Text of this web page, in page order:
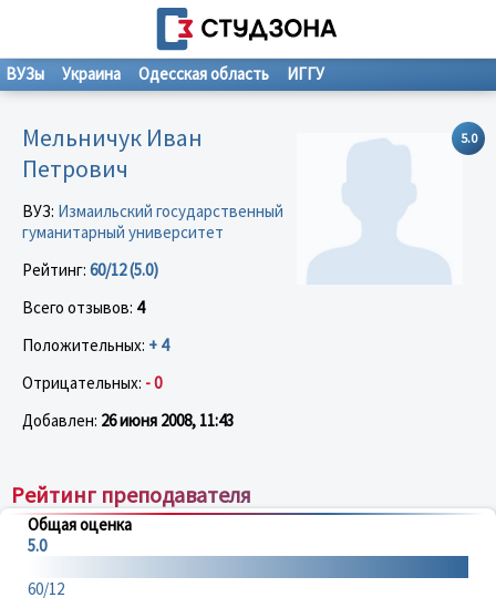
ВУЗы Украина Одесская область ИГГУ
5.0
Мельничук Иван
Петрович
ВУЗ: Измаильский государственный
гуманитарный университет
Рейтинг: 60/12 (5.0)
Всего отзывов: 4
Положительных: + 4
Отрицательных: - 0
Добавлен: 26 июня 2008, 11:43
Рейтинг преподавателя
Общая оценка
5.0
60/12